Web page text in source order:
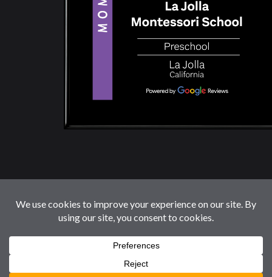
© 2026 LaJollaMontessoriSchool.com. Reservados
Todos Los Derechos.